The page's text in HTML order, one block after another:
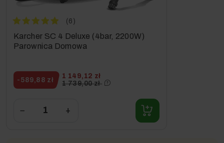
(6)
Karcher SC 4 Deluxe (4bar, 2200W)
Parownica Domowa
-589,88 zł
1 149,12 zł
1 739,00 zł
− +